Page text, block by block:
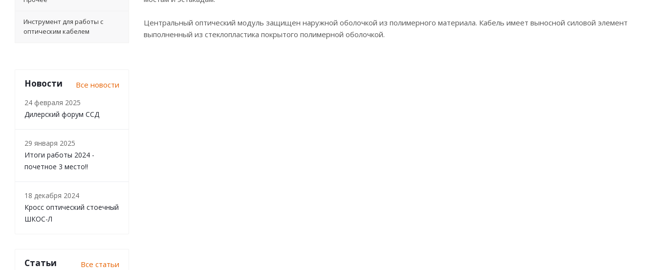
Центральный оптический модуль защищен наружной оболочкой из полимерного материала. Кабель имеет выносной силовой элемент
выполненный из стеклопластика покрытого полимерной оболочкой.
Инструмент для работы с
оптическим кабелем
Новости Все новости
24 февраля 2025
Дилерский форум ССД
29 января 2025
Итоги работы 2024 -
почетное 3 место!!
18 декабря 2024
Кросс оптический стоечный
ШКОС-Л
Статьи Все статьи